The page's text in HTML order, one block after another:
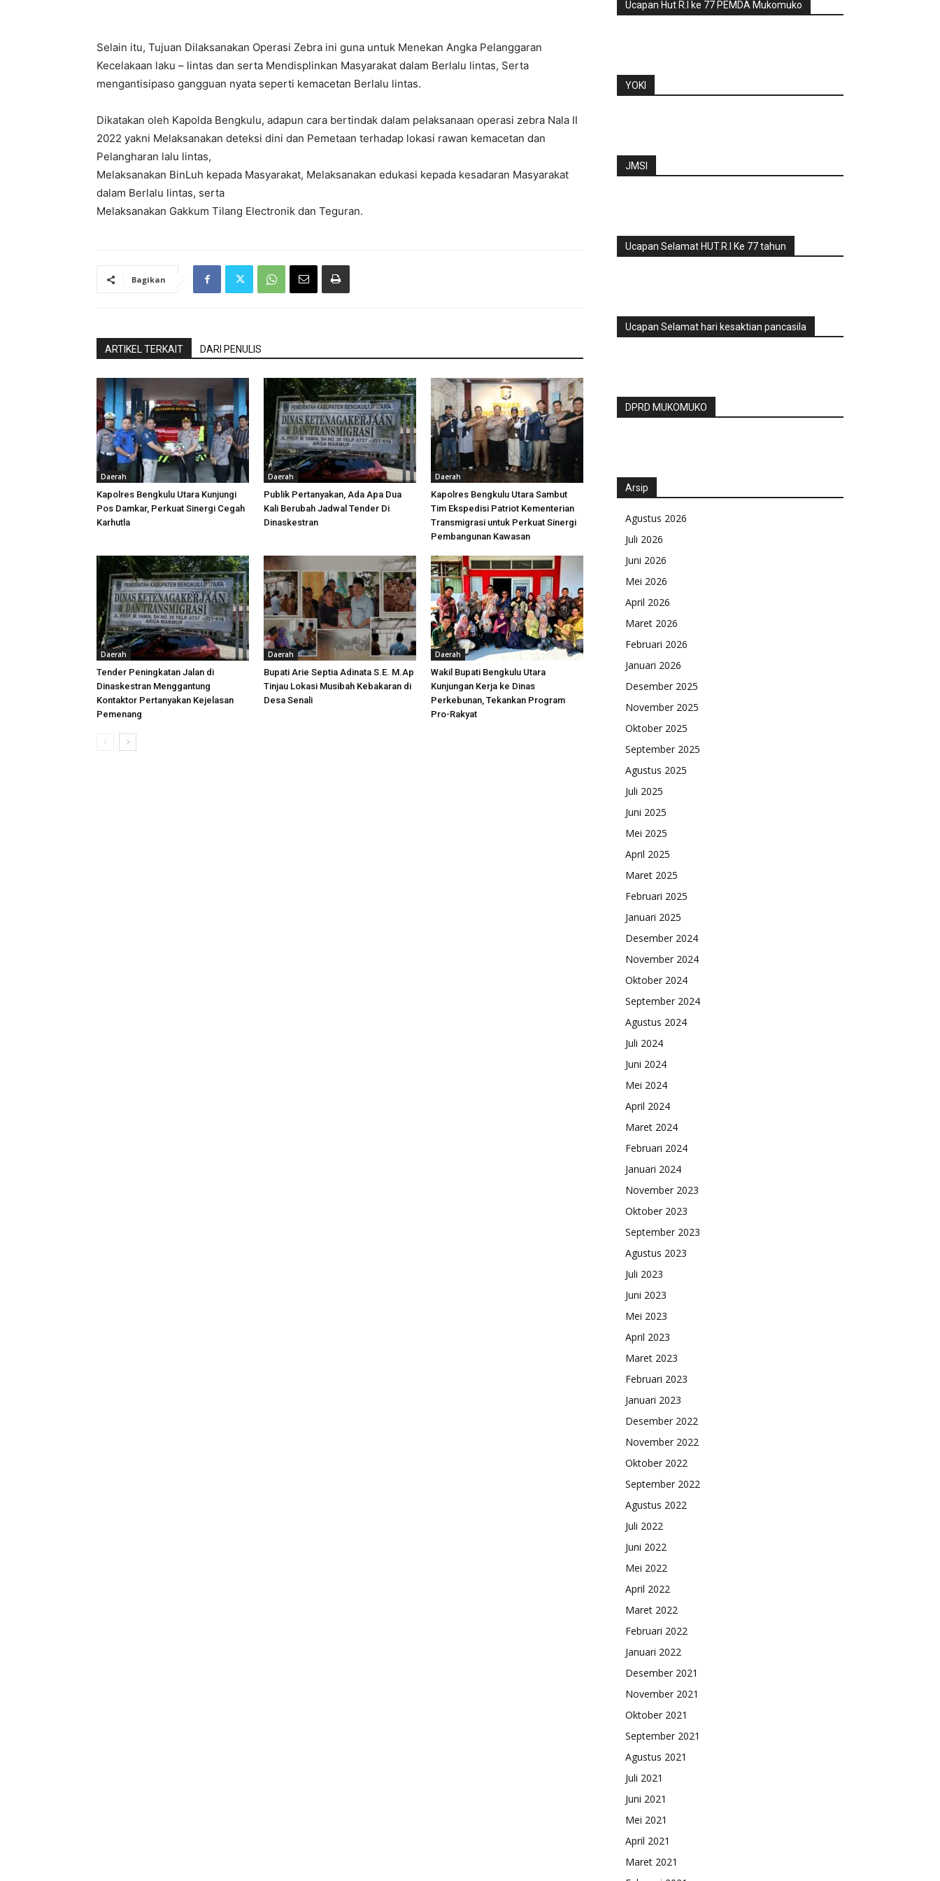
Selain itu, Tujuan Dilaksanakan Operasi Zebra ini guna untuk Menekan Angka Pelanggaran
Kecelakaan laku – lintas dan serta Mendisplinkan Masyarakat dalam Berlalu lintas, Serta
mengantisipaso gangguan nyata seperti kemacetan Berlalu lintas.
Dikatakan oleh Kapolda Bengkulu, adapun cara bertindak dalam pelaksanaan operasi zebra Nala II
2022 yakni Melaksanakan deteksi dini dan Pemetaan terhadap lokasi rawan kemacetan dan
Pelangharan lalu lintas,
Melaksanakan BinLuh kepada Masyarakat, Melaksanakan edukasi kepada kesadaran Masyarakat
dalam Berlalu lintas, serta
Melaksanakan Gakkum Tilang Electronik dan Teguran.
Bagikan
ARTIKEL TERKAIT DARI PENULIS
Daerah
Kapolres Bengkulu Utara Kunjungi
Pos Damkar, Perkuat Sinergi Cegah
Karhutla
Daerah
Publik Pertanyakan, Ada Apa Dua
Kali Berubah Jadwal Tender Di
Dinaskestran
Daerah
Kapolres Bengkulu Utara Sambut
Tim Ekspedisi Patriot Kementerian
Transmigrasi untuk Perkuat Sinergi
Pembangunan Kawasan
Daerah
Tender Peningkatan Jalan di
Dinaskestran Menggantung
Kontaktor Pertanyakan Kejelasan
Pemenang
Daerah
Bupati Arie Septia Adinata S.E. M.Ap
Tinjau Lokasi Musibah Kebakaran di
Desa Senali
Daerah
Wakil Bupati Bengkulu Utara
Kunjungan Kerja ke Dinas
Perkebunan, Tekankan Program
Pro-Rakyat
Ucapan Hut R.I ke 77 PEMDA Mukomuko
YOKI
JMSI
Ucapan Selamat HUT.R.I Ke 77 tahun
Ucapan Selamat hari kesaktian pancasila
DPRD MUKOMUKO
Arsip
Agustus 2026
Juli 2026
Juni 2026
Mei 2026
April 2026
Maret 2026
Februari 2026
Januari 2026
Desember 2025
November 2025
Oktober 2025
September 2025
Agustus 2025
Juli 2025
Juni 2025
Mei 2025
April 2025
Maret 2025
Februari 2025
Januari 2025
Desember 2024
November 2024
Oktober 2024
September 2024
Agustus 2024
Juli 2024
Juni 2024
Mei 2024
April 2024
Maret 2024
Februari 2024
Januari 2024
November 2023
Oktober 2023
September 2023
Agustus 2023
Juli 2023
Juni 2023
Mei 2023
April 2023
Maret 2023
Februari 2023
Januari 2023
Desember 2022
November 2022
Oktober 2022
September 2022
Agustus 2022
Juli 2022
Juni 2022
Mei 2022
April 2022
Maret 2022
Februari 2022
Januari 2022
Desember 2021
November 2021
Oktober 2021
September 2021
Agustus 2021
Juli 2021
Juni 2021
Mei 2021
April 2021
Maret 2021